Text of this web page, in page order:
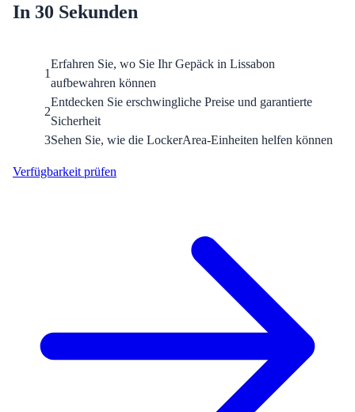
In 30 Sekunden
1
Erfahren Sie, wo Sie Ihr Gepäck in Lissabon
aufbewahren können
2
Entdecken Sie erschwingliche Preise und garantierte
Sicherheit
3Sehen Sie, wie die LockerArea-Einheiten helfen können
Verfügbarkeit prüfen